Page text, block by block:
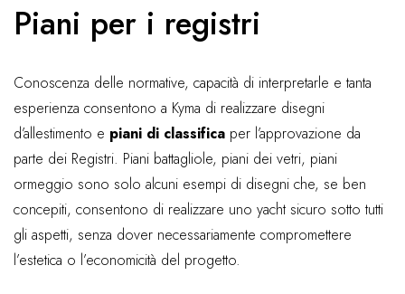
Piani per i registri
Conoscenza delle normative, capacità di interpretarle e tanta
esperienza consentono a Kyma di realizzare disegni
d’allestimento e piani di classifica per l’approvazione da
parte dei Registri. Piani battagliole, piani dei vetri, piani
ormeggio sono solo alcuni esempi di disegni che, se ben
concepiti, consentono di realizzare uno yacht sicuro sotto tutti
gli aspetti, senza dover necessariamente compromettere
l’estetica o l’economicità del progetto.